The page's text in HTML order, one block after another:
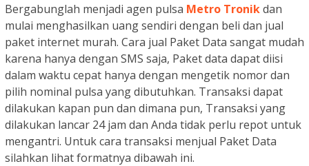
Bergabunglah menjadi agen pulsa Metro Tronikdan
mulai menghasilkan uang sendiri dengan beli dan jual
paket internet murah. Cara jual Paket Data sangat mudah
karena hanya dengan SMS saja, Paket data dapat diisi
dalam waktu cepat hanya dengan mengetik nomor dan
pilih nominal pulsa yang dibutuhkan. Transaksi dapat
dilakukan kapan pun dan dimana pun, Transaksi yang
dilakukan lancar 24 jam dan Anda tidak perlu repot untuk
mengantri. Untuk cara transaksi menjual Paket Data
silahkan lihat formatnya dibawah ini.